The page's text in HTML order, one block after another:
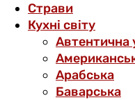
Страви
Кухні світу
Автентична
Арабська
Баварська